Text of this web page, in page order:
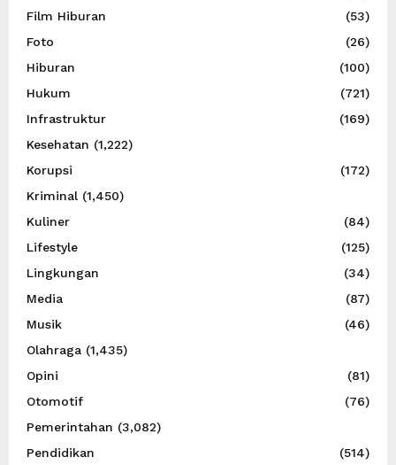
Film Hiburan
(53)
Foto
(26)
Hiburan
(100)
Hukum
(721)
Infrastruktur
(169)
Kesehatan (1,222)
Korupsi
(172)
Kriminal (1,450)
Kuliner
(84)
Lifestyle
(125)
Lingkungan
(34)
Media
(87)
Musik
(46)
Olahraga (1,435)
Opini
(81)
Otomotif
(76)
Pemerintahan (3,082)
Pendidikan
(514)